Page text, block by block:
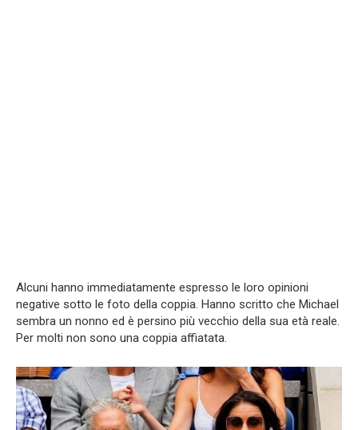
Alcuni hanno immediatamente espresso le loro opinioni
negative sotto le foto della coppia. Hanno scritto che Michael
sembra un nonno ed è persino più vecchio della sua età reale.
Per molti non sono una coppia affiatata.